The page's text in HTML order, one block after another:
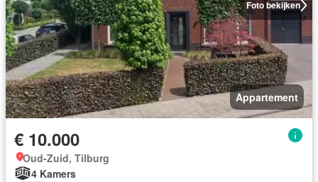
Foto bekijken
Appartement
€ 10.000
Oud-Zuid, Tilburg
4 Kamers